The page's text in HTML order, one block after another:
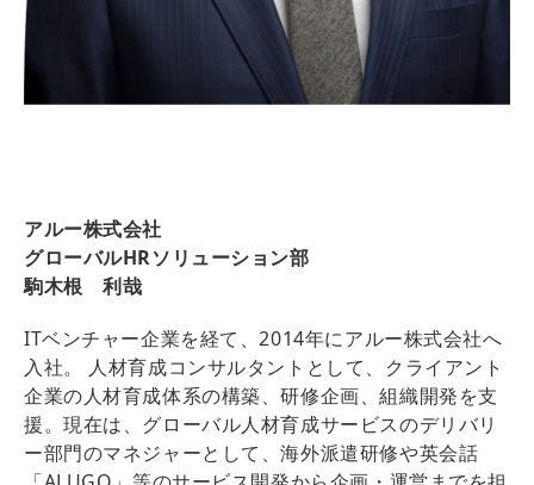
アルー株式会社
グローバルHRソリューション部
駒木根 利哉
ITベンチャー企業を経て、2014年にアルー株式会社へ
入社。 人材育成コンサルタントとして、クライアント
企業の人材育成体系の構築、研修企画、組織開発を支
援。現在は、グローバル人材育成サービスのデリバリ
ー部門のマネジャーとして、海外派遣研修や英会話